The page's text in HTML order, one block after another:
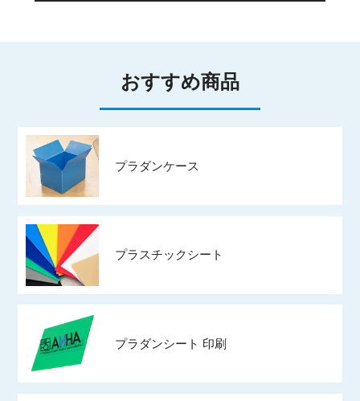
おすすめ商品
プラダンケース
プラスチックシート
プラダンシート 印刷